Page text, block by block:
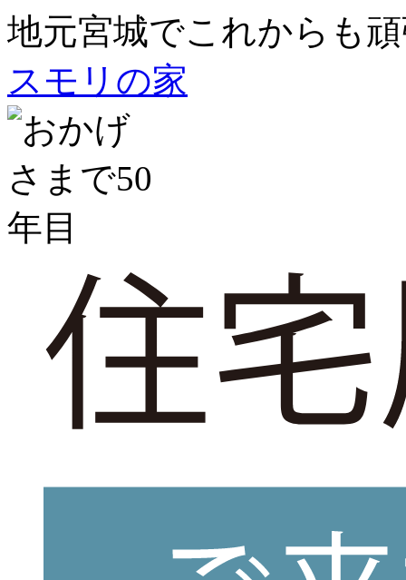
地元宮城でこれからも
スモリの家